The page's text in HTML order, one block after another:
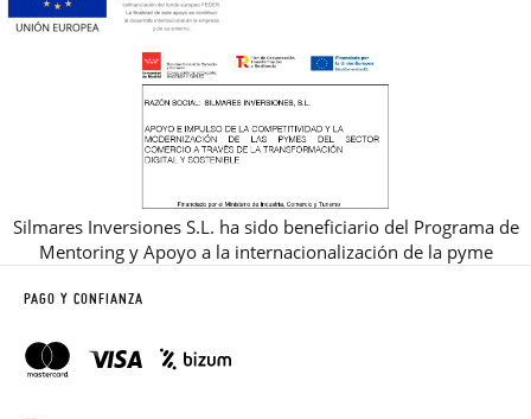
Silmares Inversiones S.L. ha sido beneficiario del Programa de
Mentoring y Apoyo a la internacionalización de la pyme
PAGO Y CONFIANZA